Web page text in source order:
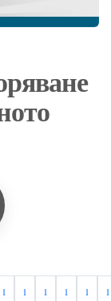
1
1
1
1
1
1